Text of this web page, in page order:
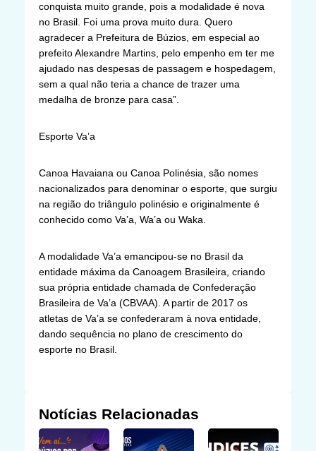
conquista muito grande, pois a modalidade é nova
no Brasil. Foi uma prova muito dura. Quero
agradecer a Prefeitura de Búzios, em especial ao
prefeito Alexandre Martins, pelo empenho em ter me
ajudado nas despesas de passagem e hospedagem,
sem a qual não teria a chance de trazer uma
medalha de bronze para casa”.
Esporte Va’a
Canoa Havaiana ou Canoa Polinésia, são nomes
nacionalizados para denominar o esporte, que surgiu
na região do triângulo polinésio e originalmente é
conhecido como Va’a, Wa’a ou Waka.
A modalidade Va’a emancipou-se no Brasil da
entidade máxima da Canoagem Brasileira, criando
sua própria entidade chamada de Confederação
Brasileira de Va’a (CBVAA). A partir de 2017 os
atletas de Va’a se confederaram à nova entidade,
dando sequência no plano de crescimento do
esporte no Brasil.
Notícias Relacionadas